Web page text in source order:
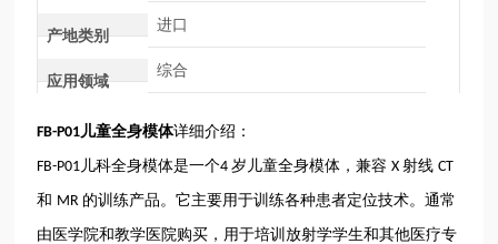
产地类别
进口
应用领域
综合
FB-P01 儿童全身模体详细介绍：
FB-P01 儿科全身模体是一个4岁儿童全身模体，兼容X射线CT
和 MR 的训练产品。它主要用于训练各种患者定位技术。通常
由医学院和教学医院购买，用于培训放射学学生和其他医疗专